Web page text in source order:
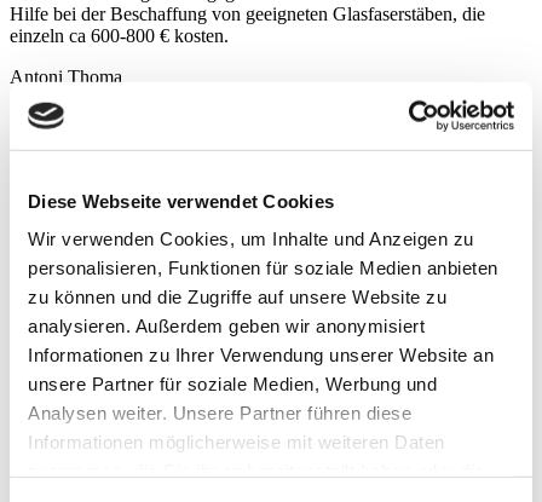
Diese Webseite verwendet Cookies
Wir verwenden Cookies, um Inhalte und Anzeigen zu
personalisieren, Funktionen für soziale Medien anbieten
zu können und die Zugriffe auf unsere Website zu
analysieren. Außerdem geben wir anonymisiert
Informationen zu Ihrer Verwendung unserer Website an
unsere Partner für soziale Medien, Werbung und
Analysen weiter. Unsere Partner führen diese
Informationen möglicherweise mit weiteren Daten
Hilfe bei der Beschaffung von geeigneten Glasfaserstäben, die
einzeln ca 600-800 € kosten.
Antoni Thoma
1. Vorsitzender der LG Alsternord